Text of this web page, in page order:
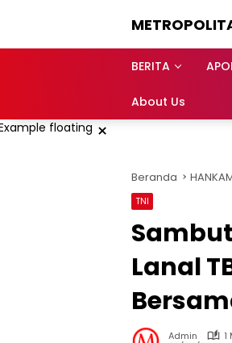
BERITA
About Us
×
Beranda
TNI
Lanal
Admin
1